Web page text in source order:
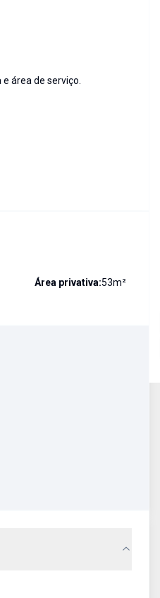
área de serviço.
Área privativa:53m²